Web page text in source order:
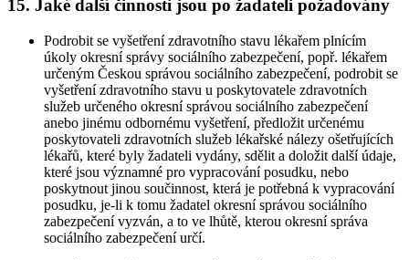
15. Jaké další činnosti jsou po žadateli požadovány
Podrobit se vyšetření zdravotního stavu lékařem plnícím
úkoly okresní správy sociálního zabezpečení, popř. lékařem
určeným Českou správou sociálního zabezpečení, podrobit se
vyšetření zdravotního stavu u poskytovatele zdravotních
služeb určeného okresní správou sociálního zabezpečení
anebo jinému odbornému vyšetření, předložit určenému
poskytovateli zdravotních služeb lékařské nálezy ošetřujících
lékařů, které byly žadateli vydány, sdělit a doložit další údaje,
které jsou významné pro vypracování posudku, nebo
poskytnout jinou součinnost, která je potřebná k vypracování
posudku, je-li k tomu žadatel okresní správou sociálního
zabezpečení vyzván, a to ve lhůtě, kterou okresní správa
sociálního zabezpečení určí.